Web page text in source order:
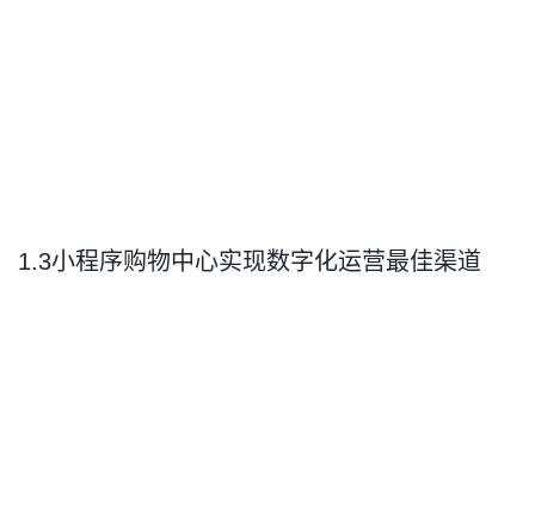
1.3小程序购物中心实现数字化运营最佳渠道